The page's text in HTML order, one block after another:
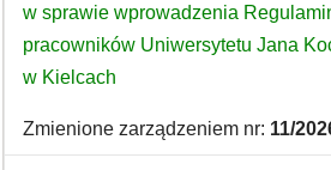
w sprawie wprowadzenia
pracowników Uniwersytetu Jana
w Kielcach
Zmienione zarządzeniem nr: 11/